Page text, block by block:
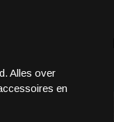
Alles over
en